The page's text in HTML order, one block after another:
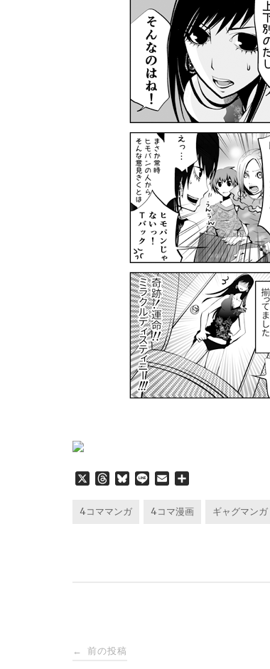
T
r
B
u
n
a
4コママンガ 4コマ漫画 ギャグマンガ
投
← 前の投稿